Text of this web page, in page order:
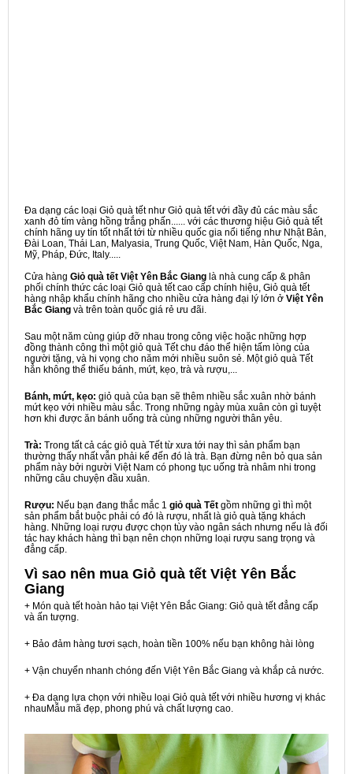
Đa dạng các loại Giỏ quà tết như Giỏ quà tết với đầy đủ các màu sắc
xanh đỏ tím vàng hồng trắng phấn...... với các thương hiệu Giỏ quà tết
chính hãng uy tín tốt nhất tới từ nhiều quốc gia nổi tiếng như Nhật Bản,
Đài Loan, Thái Lan, Malyasia, Trung Quốc, Việt Nam, Hàn Quốc, Nga,
Mỹ, Pháp, Đức, Italy.....
Cửa hàng Giỏ quà tết Việt Yên Bắc Giang là nhà cung cấp & phân
phối chính thức các loại Giỏ quà tết cao cấp chính hiệu, Giỏ quà tết
hàng nhập khẩu chính hãng cho nhiều cửa hàng đại lý lớn ở Việt Yên
Bắc Giang và trên toàn quốc giá rẻ ưu đãi.
Sau một năm cùng giúp đỡ nhau trong công việc hoặc những hợp
đồng thành công thì một giỏ quà Tết chu đáo thể hiện tấm lòng của
người tặng, và hi vọng cho năm mới nhiều suôn sẻ. Một giỏ quà Tết
hẳn không thể thiếu bánh, mứt, kẹo, trà và rượu,...
Bánh, mứt, kẹo: giỏ quà của bạn sẽ thêm nhiều sắc xuân nhờ bánh
mứt kẹo với nhiều màu sắc. Trong những ngày mùa xuân còn gì tuyệt
hơn khi được ăn bánh uống trà cùng những người thân yêu.
Trà: Trong tất cả các giỏ quà Tết từ xưa tới nay thì sản phẩm bạn
thường thấy nhất vẫn phải kể đến đó là trà. Bạn đừng nên bỏ qua sản
phẩm này bởi người Việt Nam có phong tục uống trà nhâm nhi trong
những câu chuyện đầu xuân.
Rượu: Nếu bạn đang thắc mắc 1 giỏ quà Tết gồm những gì thì một
sản phẩm bắt buộc phải có đó là rượu, nhất là giỏ quà tặng khách
hàng. Những loại rượu được chọn tùy vào ngân sách nhưng nếu là đối
tác hay khách hàng thì bạn nên chọn những loại rượu sang trọng và
đẳng cấp.
Vì sao nên mua Giỏ quà tết Việt Yên Bắc
Giang
+ Món quà tết hoàn hảo tại Việt Yên Bắc Giang: Giỏ quà tết đẳng cấp
và ấn tượng.
+ Bảo đảm hàng tươi sạch, hoàn tiền 100% nếu bạn không hài lòng
+ Vận chuyển nhanh chóng đến Việt Yên Bắc Giang và khắp cả nước.
+ Đa dạng lựa chọn với nhiều loại Giỏ quà tết với nhiều hương vị khác
nhauMẫu mã đẹp, phong phú và chất lượng cao.